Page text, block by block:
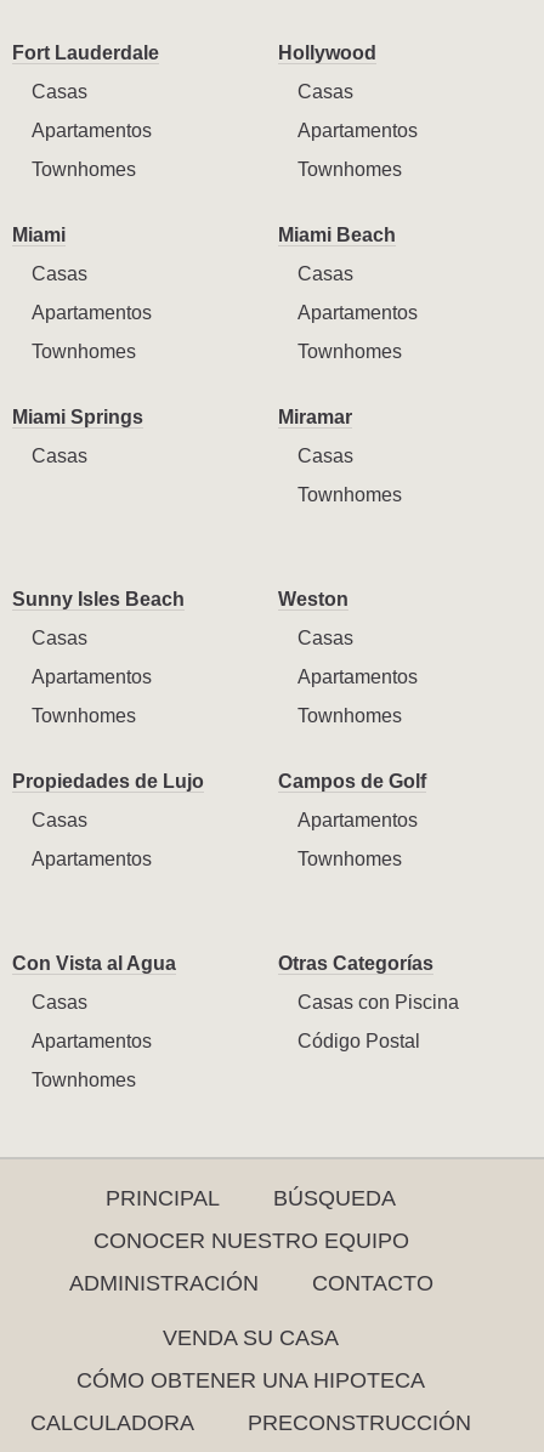
Fort Lauderdale
Casas
Apartamentos
Townhomes
Hollywood
Casas
Apartamentos
Townhomes
Miami
Casas
Apartamentos
Townhomes
Miami Beach
Casas
Apartamentos
Townhomes
Miami Springs
Casas
Miramar
Casas
Townhomes
Sunny Isles Beach
Casas
Apartamentos
Townhomes
Weston
Casas
Apartamentos
Townhomes
Propiedades de Lujo
Casas
Apartamentos
Campos de Golf
Apartamentos
Townhomes
Con Vista al Agua
Casas
Apartamentos
Townhomes
Otras Categorías
Casas con Piscina
Código Postal
PRINCIPAL
BÚSQUEDA
CONOCER NUESTRO EQUIPO
ADMINISTRACIÓN
CONTACTO
VENDA SU CASA
CÓMO OBTENER UNA HIPOTECA
CALCULADORA
PRECONSTRUCCIÓN